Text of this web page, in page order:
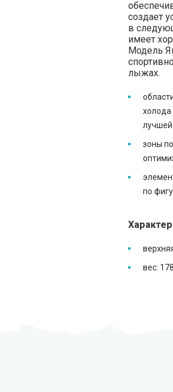
создает
в
имеет
Модель
лыжах.
лучшей
зоны
по
вес: